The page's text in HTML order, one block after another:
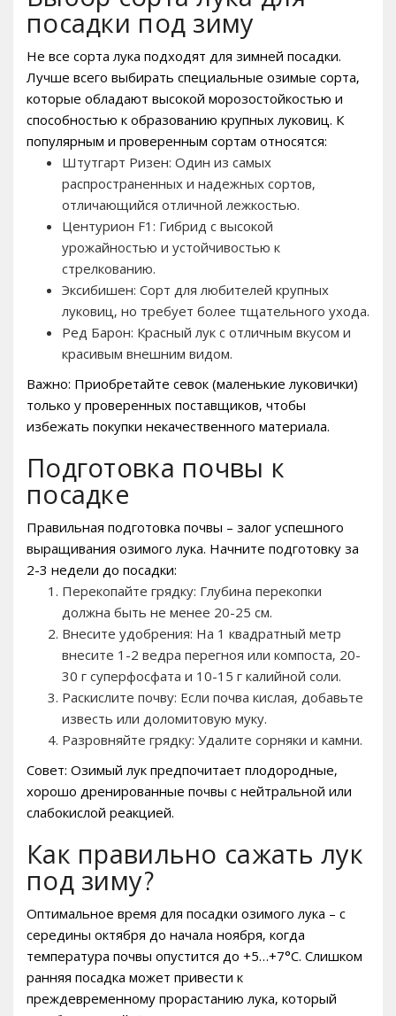
посадки под зиму
Не все сорта лука подходят для зимней посадки.
Лучше всего выбирать специальные озимые сорта‚
которые обладают высокой морозостойкостью и
способностью к образованию крупных луковиц. К
популярным и проверенным сортам относятся:
Штутгарт Ризен: Один из самых
распространенных и надежных сортов‚
отличающийся отличной лежкостью.
Центурион F1: Гибрид с высокой
урожайностью и устойчивостью к
стрелкованию.
Эксибишен: Сорт для любителей крупных
луковиц‚ но требует более тщательного ухода.
Ред Барон: Красный лук с отличным вкусом и
красивым внешним видом.
Важно: Приобретайте севок (маленькие луковички)
только у проверенных поставщиков‚ чтобы
избежать покупки некачественного материала.
Подготовка почвы к
посадке
Правильная подготовка почвы – залог успешного
выращивания озимого лука. Начните подготовку за
2-3 недели до посадки:
Перекопайте грядку: Глубина перекопки
должна быть не менее 20-25 см.
Внесите удобрения: На 1 квадратный метр
внесите 1-2 ведра перегноя или компоста‚ 20-
30 г суперфосфата и 10-15 г калийной соли.
Раскислите почву: Если почва кислая‚ добавьте
известь или доломитовую муку.
Разровняйте грядку: Удалите сорняки и камни.
Совет: Озимый лук предпочитает плодородные‚
хорошо дренированные почвы с нейтральной или
слабокислой реакцией.
Как правильно сажать лук
под зиму?
Оптимальное время для посадки озимого лука – с
середины октября до начала ноября‚ когда
температура почвы опустится до +5…+7°C. Слишком
ранняя посадка может привести к
преждевременному прорастанию лука‚ который